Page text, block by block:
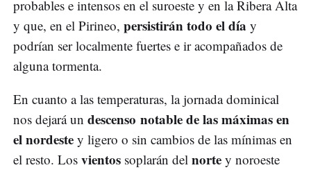
probables e intensos en el suroeste y en la Ribera Alta
y que, en el Pirineo, persistirán todo el día y
podrían ser localmente fuertes e ir acompañados de
alguna tormenta.
En cuanto a las temperaturas, la jornada dominical
nos dejará un descenso notable de las máximas en
el nordeste y ligero o sin cambios de las mínimas en
el resto. Los vientos soplarán del norte y noroeste